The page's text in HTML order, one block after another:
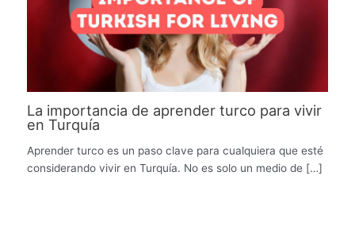
La importancia de aprender turco para vivir
en Turquía
Aprender turco es un paso clave para cualquiera que esté
considerando vivir en Turquía. No es solo un medio de […]